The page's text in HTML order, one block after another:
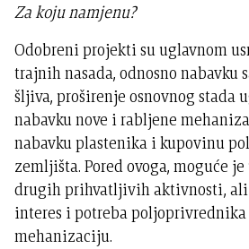
Za koju namjenu?
Odobreni projekti su uglavnom
trajnih nasada, odnosno nabavku
šljiva, proširenje osnovnog stada
nabavku nove i rabljene
nabavku plastenika i kupovinu
zemljišta. Pored ovoga, moguće
drugih prihvatljivih aktivnosti,
interes i potreba
mehanizaciju.